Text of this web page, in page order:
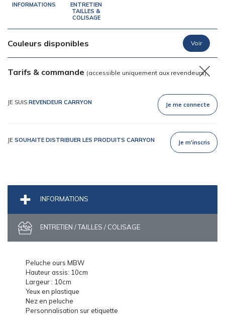
INFORMATIONS
ENTRETIEN
TAILLES &
COLISAGE
Couleurs disponibles
Tarifs & commande (accessible uniquement aux revendeurs)
JE SUIS REVENDEUR CARRYON Je me connecte
JE SOUHAITE DISTRIBUER LES PRODUITS CARRYON Je m'inscris
INFORMATIONS
ENTRETIEN / TAILLES / COLISAGE
Peluche ours MBW
Hauteur assis: 10cm
Largeur : 10cm
Yeux en plastique
Nez en peluche
Personnalisation sur etiquette